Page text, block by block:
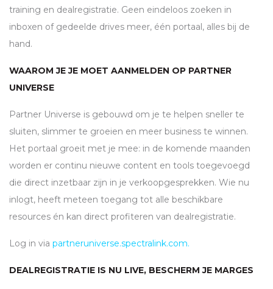
training en dealregistratie. Geen eindeloos zoeken in
inboxen of gedeelde drives meer, één portaal, alles bij de
hand.
WAAROM JE JE MOET AANMELDEN OP PARTNER
UNIVERSE
Partner Universe is gebouwd om je te helpen sneller te
sluiten, slimmer te groeien en meer business te winnen.
Het portaal groeit met je mee: in de komende maanden
worden er continu nieuwe content en tools toegevoegd
die direct inzetbaar zijn in je verkoopgesprekken. Wie nu
inlogt, heeft meteen toegang tot alle beschikbare
resources én kan direct profiteren van dealregistratie.
Log in via partneruniverse.spectralink.com.
DEALREGISTRATIE IS NU LIVE, BESCHERM JE MARGES